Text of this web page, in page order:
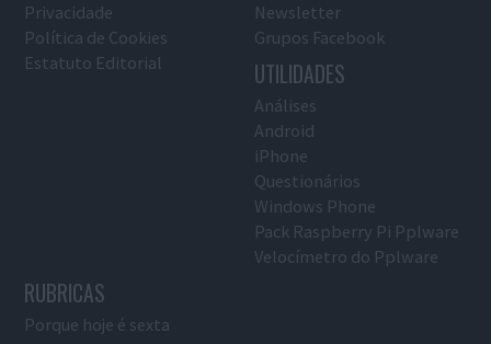
Privacidade
Política de Cookies
Estatuto Editorial
Newsletter
Grupos Facebook
UTILIDADES
Análises
Android
iPhone
Questionários
Windows Phone
Pack Raspberry Pi Pplware
Velocímetro do Pplware
RUBRICAS
Porque hoje é sexta